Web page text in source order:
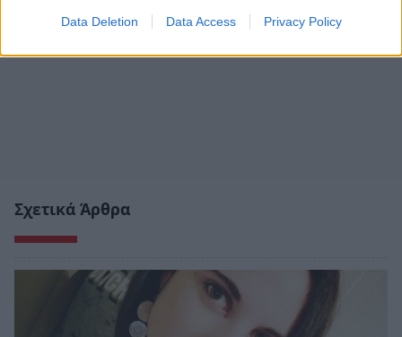
Data Deletion Data Access Privacy Policy
Σχετικά Άρθρα